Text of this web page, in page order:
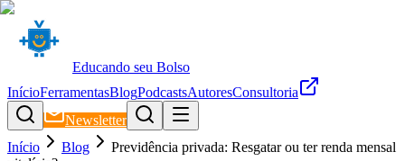
Educando seu Bolso
InícioFerramentasBlogPodcastsAutoresConsultoria
Newsletter
Início
Blog
Previdência privada: Resgatar ou ter renda mensal